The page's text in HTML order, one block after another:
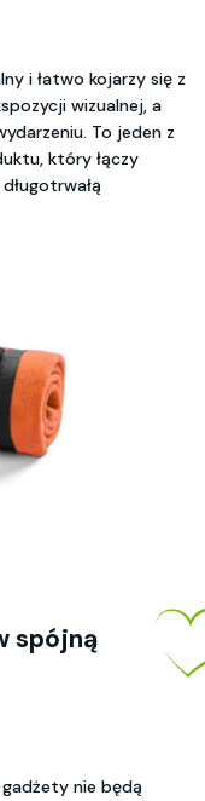
i łatwo kojarzy się z
wizualnej, a
To jeden z
który łączy
spójną
nie będą